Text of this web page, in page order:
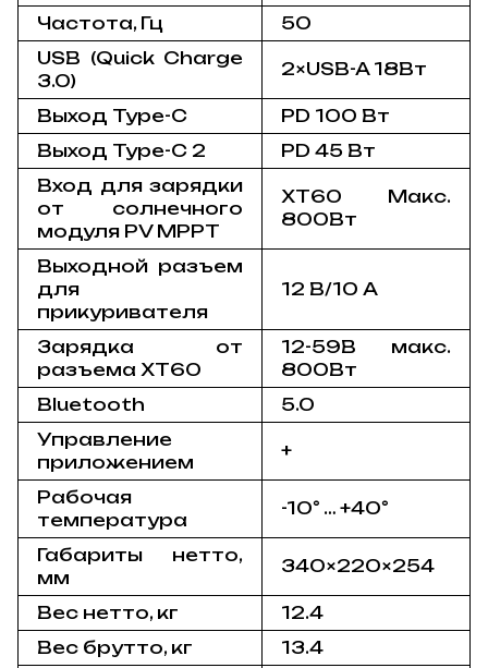
Частота, Гц
50
USB (Quick Charge
3.0)
2×USB-A 18Вт
Выход Type-C
PD 100 Вт
Выход Type-C 2
PD 45 Вт
Вход для зарядки
от солнечного
модуля PV МРРТ
XT60 Макс.
800Вт
Выходной разъем
для
прикуривателя
12 В/10 A
Зарядка от
разъема XT60
12-59В макс.
800Вт
Bluetooth
5.0
Управление
приложением
+
Рабочая
температура
-10° … +40°
Габариты нетто,
мм
340×220×254
Вес нетто, кг
12.4
Вес брутто, кг
13.4